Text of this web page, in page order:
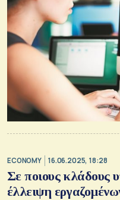
ECONOMY 16.06.2025, 18:28
Σε ποιους κλάδους
έλλειψη